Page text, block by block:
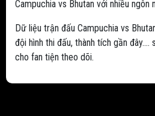
Campuchia vs Bhutan với nhiều ngôn
Dữ liệu trận đấu Campuchia vs
đội hình thi đấu, thành tích gần
cho fan tiện theo dõi.